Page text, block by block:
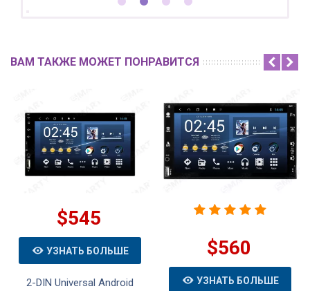
ВАМ ТАКЖЕ МОЖЕТ ПОНРАВИТСЯ
$545
УЗНАТЬ БОЛЬШЕ
2-DIN Universal Android
$560
УЗНАТЬ БОЛЬШЕ